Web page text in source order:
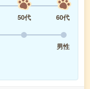
50代
60代
男性